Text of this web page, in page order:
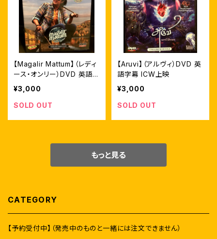
【Magalir Mattum】（レディ
ース・オンリー）DVD 英語
字幕 ICW上映
¥3,000
SOLD OUT
【Aruvi】（アルヴィ）DVD 英
語字幕 ICW上映
¥3,000
SOLD OUT
もっと見る
CATEGORY
【予約受付中】（発売中のものと一緒には注文できません）